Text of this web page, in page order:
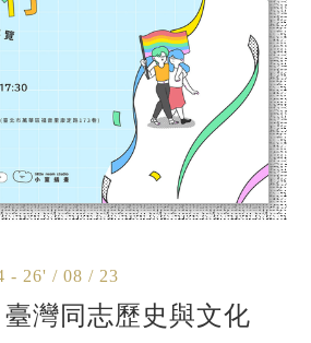
- 26' / 08 / 23
灣同志歷史與文化